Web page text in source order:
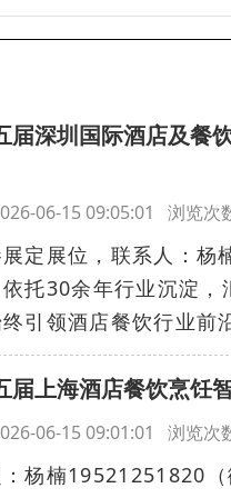
届深圳国际酒店及餐
06-15 09:05:01 浏览次
定展位，联系人：
托30余年行业沉淀
引领酒店餐饮行业前
届上海酒店餐饮烹饪
06-15 09:01:01 浏览次
杨楠19521251820